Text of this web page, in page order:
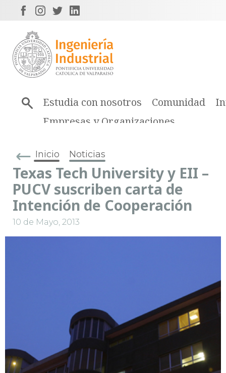
Estudia con nosotros Comunidad
Empresas y Organizaciones
Inicio Noticias
Texas Tech University y EII –
PUCV suscriben carta de
Intención de Cooperación
10 de Mayo, 2013